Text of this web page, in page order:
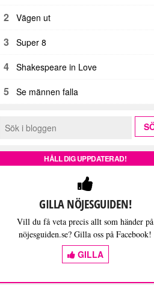
2 Vägen ut
3 Super 8
4 Shakespeare in Love
5 Se männen falla
HÅLL DIG UPPDATERAD!
GILLA NÖJESGUIDEN!
Vill du få veta precis allt som händer på
nöjesguiden.se? Gilla oss på Facebook!
GILLA